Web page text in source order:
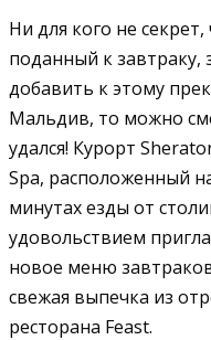
Ни для кого не
поданный к завтраку,
добавить к этому
Мальдив, то можно
удался! Курорт
Spa, расположенный
минутах езды от
удовольствием
новое меню
свежая выпечка из
ресторана Feast.